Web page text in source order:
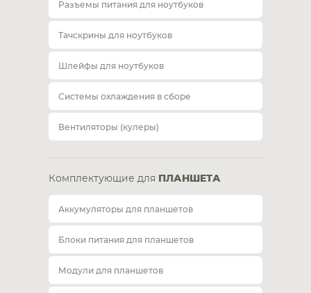
Разъемы питания для ноутбуков
Тачскрины для ноутбуков
Шлейфы для ноутбуков
Системы охлаждения в сборе
Вентиляторы (кулеры)
Комплектующие для ПЛАНШЕТА
Аккумуляторы для планшетов
Блоки питания для планшетов
Модули для планшетов